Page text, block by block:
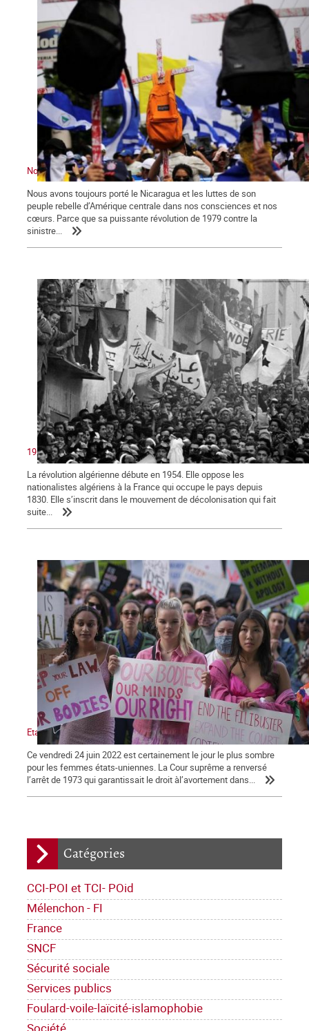
Catégories
CCI-POI et TCI- POid
Mélenchon - FI
France
SNCF
Sécurité sociale
Services publics
Foulard-voile-laïcité-islamophobie
Nous ne sommes pas indifférents. Le Nicaragua nous convoque
Nous avons toujours porté le Nicaragua et les luttes de son
peuple rebelle d’Amérique centrale dans nos consciences et nos
cœurs. Parce que sa puissante révolution de 1979 contre la
sinistre...
1962 : victoire du peuple algérien sur le colonialisme
La révolution algérienne débute en 1954. Elle oppose les
nationalistes algériens à la France qui occupe le pays depuis
1830. Elle s’inscrit dans le mouvement de décolonisation qui fait
suite...
Etats-Unis : victoire de l’obscurantisme.
Ce vendredi 24 juin 2022 est certainement le jour le plus sombre
pour les femmes états-uniennes. La Cour suprême a renversé
l’arrêt de 1973 qui garantissait le droit àl’avortement dans...